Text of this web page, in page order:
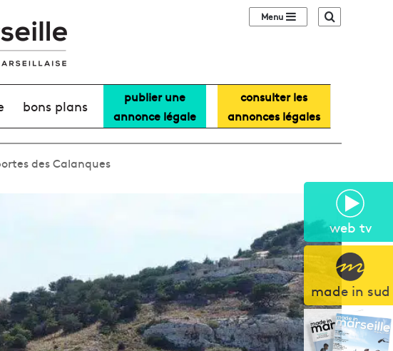
web tv
made in sud
Sidebar (barre
bons plans
publier une
annonce légale
consulter les
annonces légales
des Calanques